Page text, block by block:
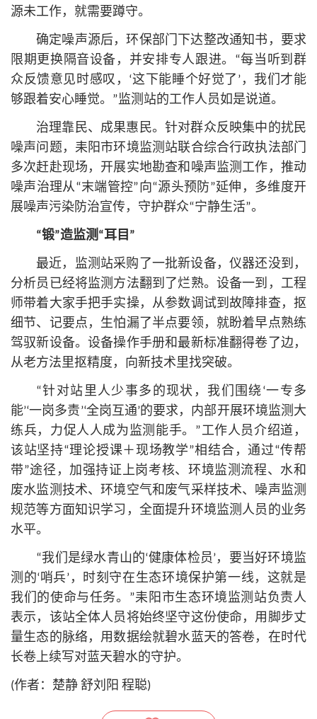
源未工作，就需要蹲守。
确定噪声源后，环保部门下达整改通知书，要求
限期更换隔音设备，并安排专人跟进。“每当听到群
众反馈意见时感叹，‘这下能睡个好觉了’，我们才能
够跟着安心睡觉。”监测站的工作人员如是说道。
治理靠民、成果惠民。针对群众反映集中的扰民
噪声问题，耒阳市环境监测站联合综合行政执法部门
多次赶赴现场，开展实地勘查和噪声监测工作，推动
噪声治理从“末端管控”向“源头预防”延伸，多维度开
展噪声污染防治宣传，守护群众“宁静生活”。
“锻”造监测“耳目”
最近，监测站采购了一批新设备，仪器还没到，
分析员已经将监测方法翻到了烂熟。设备一到，工程
师带着大家手把手实操，从参数调试到故障排查，抠
细节、记要点，生怕漏了半点要领，就盼着早点熟练
驾驭新设备。设备操作手册和最新标准翻得卷了边，
从老方法里抠精度，向新技术里找突破。
“针对站里人少事多的现状，我们围绕‘一专多
能’‘一岗多责’‘全岗互通’的要求，内部开展环境监测大
练兵，力促人人成为监测能手。”工作人员介绍道，
该站坚持“理论授课＋现场教学”相结合，通过“传帮
带”途径，加强持证上岗考核、环境监测流程、水和
废水监测技术、环境空气和废气采样技术、噪声监测
规范等方面知识学习，全面提升环境监测人员的业务
水平。
“我们是绿水青山的‘健康体检员’，要当好环境监
测的‘哨兵’，时刻守在生态环境保护第一线，这就是
我们的使命与任务。”耒阳市生态环境监测站负责人
表示，该站全体人员将始终坚守这份使命，用脚步丈
量生态的脉络，用数据绘就碧水蓝天的答卷，在时代
长卷上续写对蓝天碧水的守护。
(作者：楚静 舒刘阳 程聪)